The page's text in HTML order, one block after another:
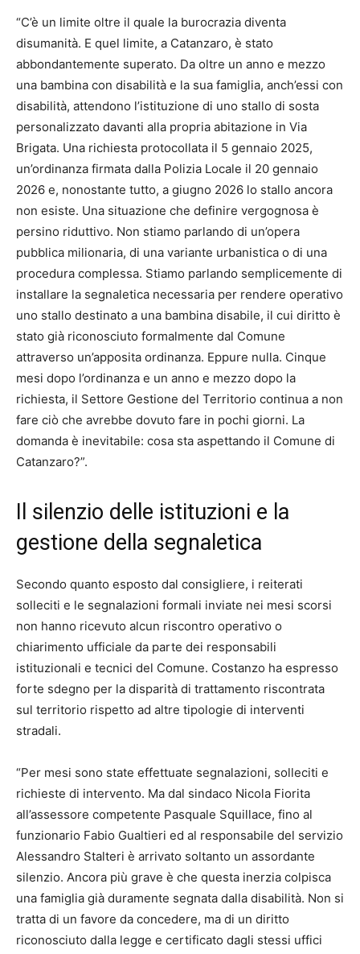
“C’è un limite oltre il quale la burocrazia diventa
disumanità. E quel limite, a Catanzaro, è stato
abbondantemente superato. Da oltre un anno e mezzo
una bambina con disabilità e la sua famiglia, anch’essi con
disabilità, attendono l’istituzione di uno stallo di sosta
personalizzato davanti alla propria abitazione in Via
Brigata. Una richiesta protocollata il 5 gennaio 2025,
un’ordinanza firmata dalla Polizia Locale il 20 gennaio
2026 e, nonostante tutto, a giugno 2026 lo stallo ancora
non esiste. Una situazione che definire vergognosa è
persino riduttivo. Non stiamo parlando di un’opera
pubblica milionaria, di una variante urbanistica o di una
procedura complessa. Stiamo parlando semplicemente di
installare la segnaletica necessaria per rendere operativo
uno stallo destinato a una bambina disabile, il cui diritto è
stato già riconosciuto formalmente dal Comune
attraverso un’apposita ordinanza. Eppure nulla. Cinque
mesi dopo l’ordinanza e un anno e mezzo dopo la
richiesta, il Settore Gestione del Territorio continua a non
fare ciò che avrebbe dovuto fare in pochi giorni. La
domanda è inevitabile: cosa sta aspettando il Comune di
Catanzaro?”.
Il silenzio delle istituzioni e la
gestione della segnaletica
Secondo quanto esposto dal consigliere, i reiterati
solleciti e le segnalazioni formali inviate nei mesi scorsi
non hanno ricevuto alcun riscontro operativo o
chiarimento ufficiale da parte dei responsabili
istituzionali e tecnici del Comune. Costanzo ha espresso
forte sdegno per la disparità di trattamento riscontrata
sul territorio rispetto ad altre tipologie di interventi
stradali.
“Per mesi sono state effettuate segnalazioni, solleciti e
richieste di intervento. Ma dal sindaco Nicola Fiorita
all’assessore competente Pasquale Squillace, fino al
funzionario Fabio Gualtieri ed al responsabile del servizio
Alessandro Stalteri è arrivato soltanto un assordante
silenzio. Ancora più grave è che questa inerzia colpisca
una famiglia già duramente segnata dalla disabilità. Non si
tratta di un favore da concedere, ma di un diritto
riconosciuto dalla legge e certificato dagli stessi uffici